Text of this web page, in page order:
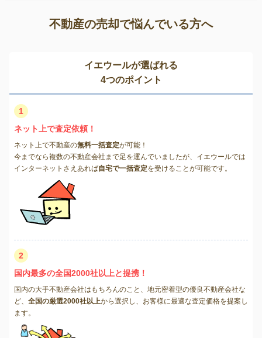
不動産の売却で悩んでいる方へ
イエウールが選ばれる
4つのポイント
1
ネット上で査定依頼！
ネット上で不動産の無料一括査定が可能！
今までなら複数の不動産会社まで足を運んでいましたが、イエウールでは
インターネットさえあれば自宅で一括査定を受けることが可能です。
2
国内最多の全国2000社以上と提携！
国内の大手不動産会社はもちろんのこと、地元密着型の優良不動産会社な
ど、 全国の厳選2000社以上から選択し、お客様に最適な査定価格を提案し
ます。